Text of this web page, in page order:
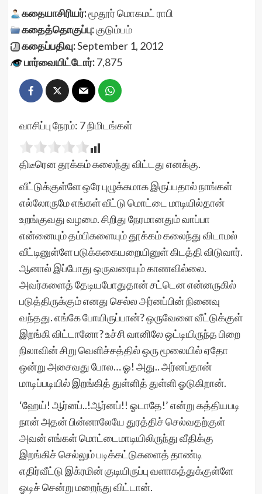
கதையாசிரியர்:மூதூர் மொகமட் ராபி
கதைத்தொகுப்பு:குடும்பம்
கதைப்பதிவு:September 1, 2012
பார்வையிட்டோர்:7,875
வாசிப்பு நேரம்: 7நிமிடங்கள்
திடீரென தூக்கம் கலைந்து விட்டது எனக்கு.
வீட்டுக்குள்ளே ஒரே புழுக்கமாக இருப்பதால் நாங்கள்
எல்லோருமே எங்கள் வீட்டு மொட்டை மாடியில்தான்
உறங்குவது வழமை. சிறிது நேரமானதும் வாப்பா
என்னையும் தம்பிகளையும் தூக்கம் கலைந்து விடாமல்
வீட்டினுள்ளே படுக்ககையறையினுள் கிடத்தி விடுவார்.
ஆனால் இப்போது ஒருவரையும் காணவில்லை.
அவர்களைத் தேடியபோதுதான் சட்டென என்னருகில்
படுத்திருக்கும் எனது செல்ல அர்னப்பின் நினைவு
வந்தது. எங்கே போயிருப்பான்? ஒருவேளை வீட்டுக்குள்
இறங்கி விட்டானோ? உச்சி வானிலே ஒட்டியிருந்த பிறை
நிலாவின் சிறு வெளிச்சத்தில் ஒரு மூலையில் ஏதோ
ஒன்று அசைவது போல… ஓ! அது.. அர்னப்தான்
மாடிப்படியில் இறங்கித் துள்ளித் துள்ளி ஓடுகிறான்.
‘ஹேய்! ஆர்னப்..!ஆர்னப்!! ஓடாதே!’ என்று கத்தியபடி
நான் அதன் பின்னாலேயே துரத்திச் செல்வதற்குள்
அவன் எங்கள் மொட்டைமாடியிலிருந்து வீதிக்கு
இறங்கிச் செல்லும் படிக்கட்டுகளைத் தாண்டி
எதிர்வீட்டு இக்ரமின் குடியிருப்பு வளாகத்துக்குள்ளே
ஓடிச் சென்று மறைந்து விட்டான்.